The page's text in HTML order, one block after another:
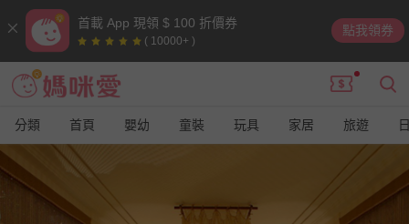
首載 App 現領 $ 100 折價券
( 10000+ )
點我領券
分類 首頁 嬰幼 童裝 玩具 家居 旅遊